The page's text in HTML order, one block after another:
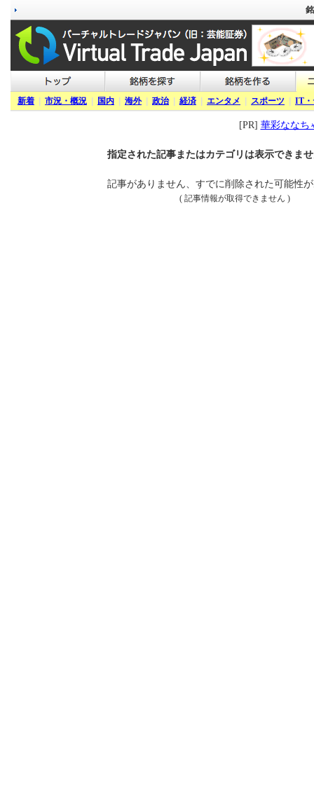
新着 市況・概況 国内 海外| 政治| 経済 エンタメ スポーツ IT・
[PR] 華彩ななち
指定された記事またはカテゴリは表示できま
記事がありません、すでに削除された可能性
( 記事情報が取得できません )